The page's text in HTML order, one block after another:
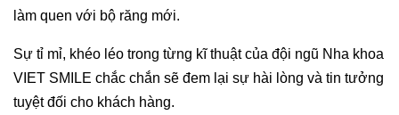
làm quen với bộ răng mới.
Sự tỉ mỉ, khéo léo trong từng kĩ thuật của đội ngũ Nha khoa
VIET SMILE chắc chắn sẽ đem lại sự hài lòng và tin tưởng
tuyệt đối cho khách hàng.